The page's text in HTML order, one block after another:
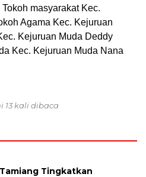
masyarakat Kec.
Agama Kec. Kejuruan
Kejuruan Muda Deddy
Kec. Kejuruan Muda Nana
13 kali dibaca
Tingkatkan